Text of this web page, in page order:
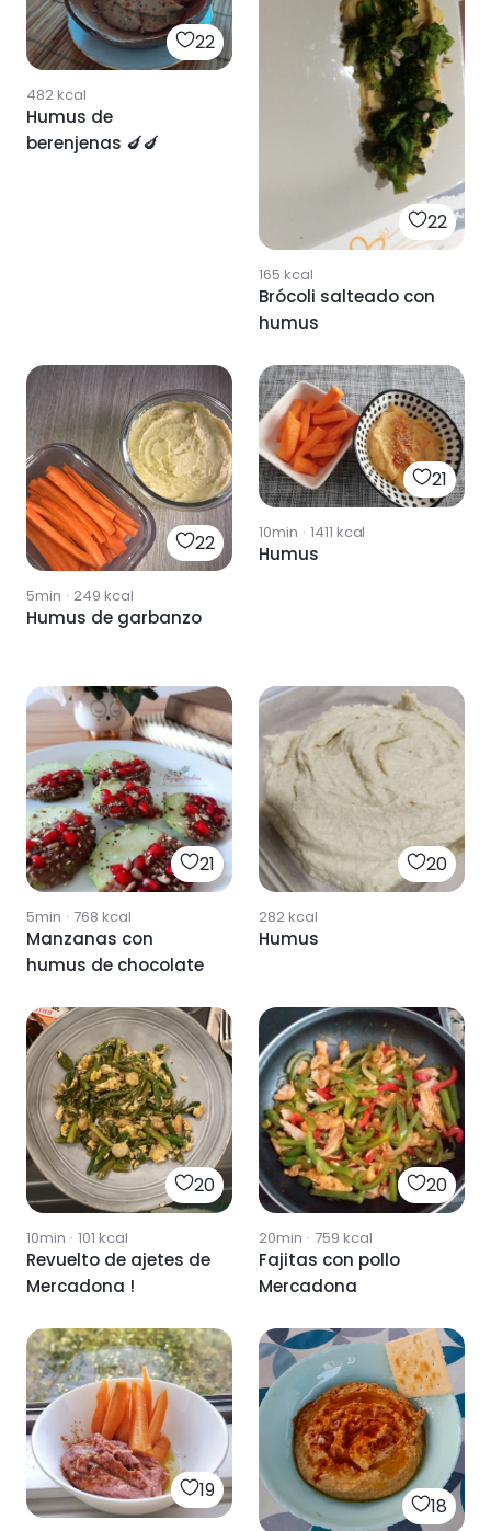
22
482kcal
Humus de
berenjenas 🍆🍆
22
165 kcal
Brócoli salteado con
humus
22
5min · 249 kcal
Humus de garbanzo
21
10min · 1411 kcal
Humus
21
5min · 768 kcal
Manzanas con
humus de chocolate
20
282kcal
Humus
20
10min · 101 kcal
Revuelto de ajetes de
Mercadona !
20
20min · 759 kcal
Fajitas con pollo
Mercadona
19
18